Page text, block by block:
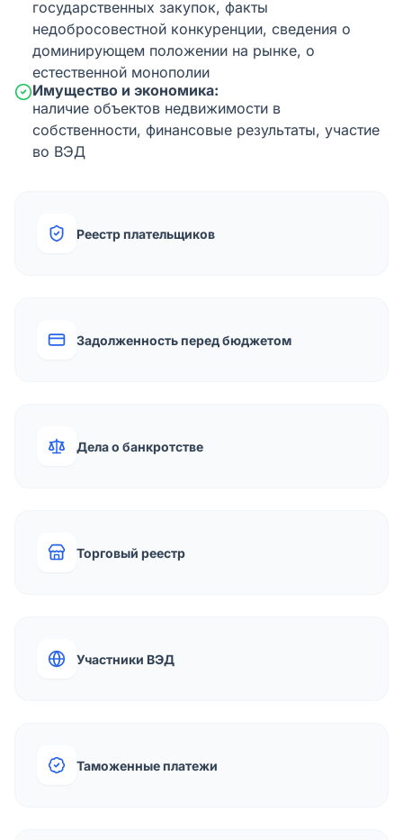
государственных закупок, факты
недобросовестной конкуренции, сведения о
доминирующем положении на рынке, о
естественной монополии
Имущество и экономика:
наличие объектов недвижимости в
собственности, финансовые результаты, участие
во ВЭД
Реестр плательщиков
Задолженность перед бюджетом
Дела о банкротстве
Торговый реестр
Участники ВЭД
Таможенные платежи